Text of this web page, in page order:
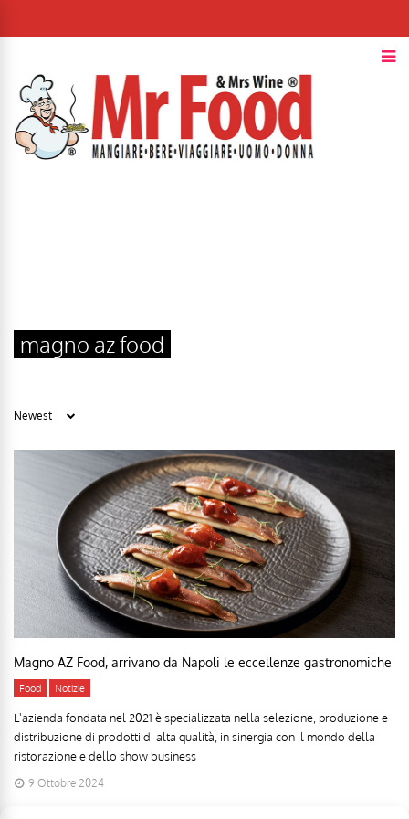
magno az food
Magno AZ Food, arrivano da Napoli le eccellenze gastronomiche
Food Notizie
L'azienda fondata nel 2021 è specializzata nella selezione, produzione e
distribuzione di prodotti di alta qualità, in sinergia con il mondo della
ristorazione e dello show business
9 Ottobre 2024